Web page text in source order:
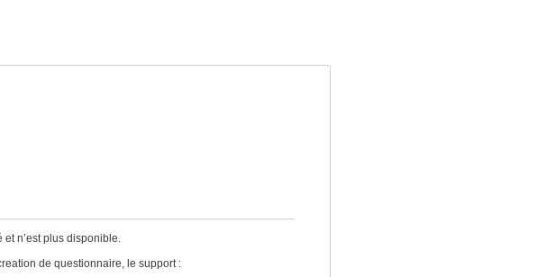
n’est plus disponible.
de questionnaire, le support :